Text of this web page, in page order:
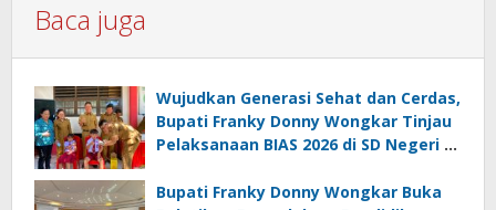
Baca juga
Wujudkan Generasi Sehat dan Cerdas,
Bupati Franky Donny Wongkar Tinjau
Pelaksanaan BIAS 2026 di SD Negeri 2
Bupati Franky Donny Wongkar Buka